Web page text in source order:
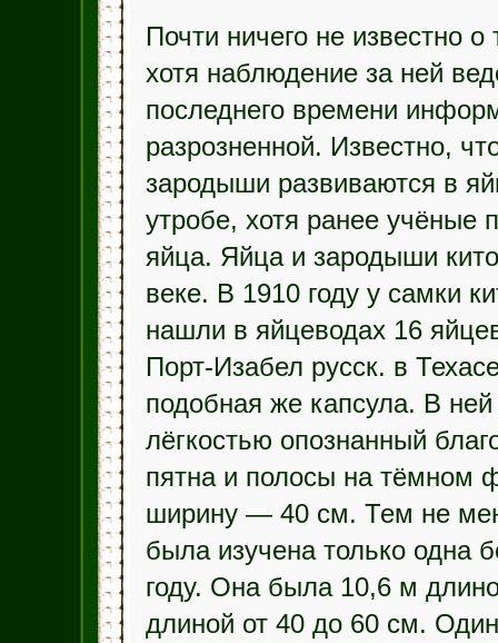
Почти ничего не известно
хотя наблюдение за ней
последнего времени
разрозненной. Известно,
зародыши развиваются в
утробе, хотя ранее учёные
яйца. Яйца и зародыши
веке. В 1910 году у самки
нашли в яйцеводах 16
Порт-Изабел русск. в
подобная же капсула. В
лёгкостью опознанный
пятна и полосы на тёмном
ширину — 40 см. Тем не
была изучена только одна
году. Она была 10,6 м
длиной от 40 до 60 см.